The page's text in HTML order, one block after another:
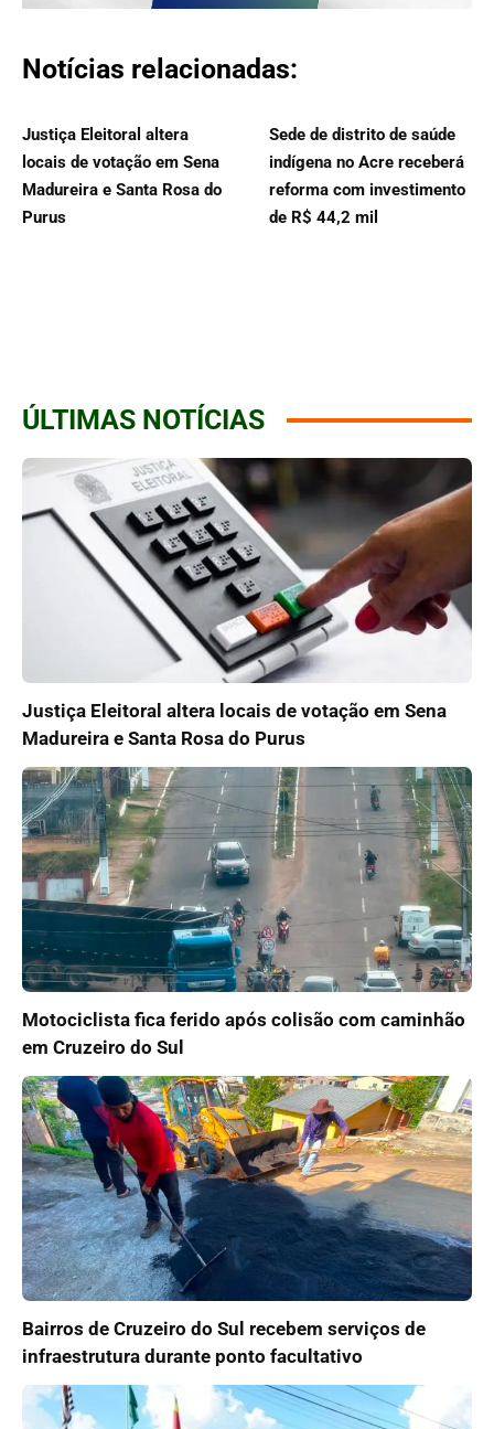
Notícias relacionadas:
Justiça Eleitoral altera
locais de votação em Sena
Madureira e Santa Rosa do
Purus
Sede de distrito de saúde
indígena no Acre receberá
reforma com investimento
de R$ 44,2 mil
ÚLTIMAS NOTÍCIAS
Justiça Eleitoral altera locais de votação em Sena
Madureira e Santa Rosa do Purus
Motociclista fica ferido após colisão com caminhão
em Cruzeiro do Sul
Bairros de Cruzeiro do Sul recebem serviços de
infraestrutura durante ponto facultativo